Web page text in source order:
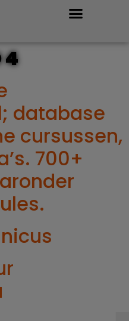
4
database
cursussen,
700+